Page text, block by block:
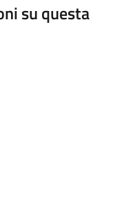
su questa